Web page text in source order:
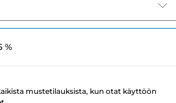
%
mustetilauksista, kun otat käyttöön